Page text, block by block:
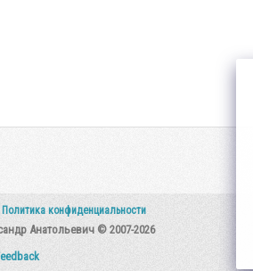
Политика конфиденциальности
Анатольевич © 2007-2026